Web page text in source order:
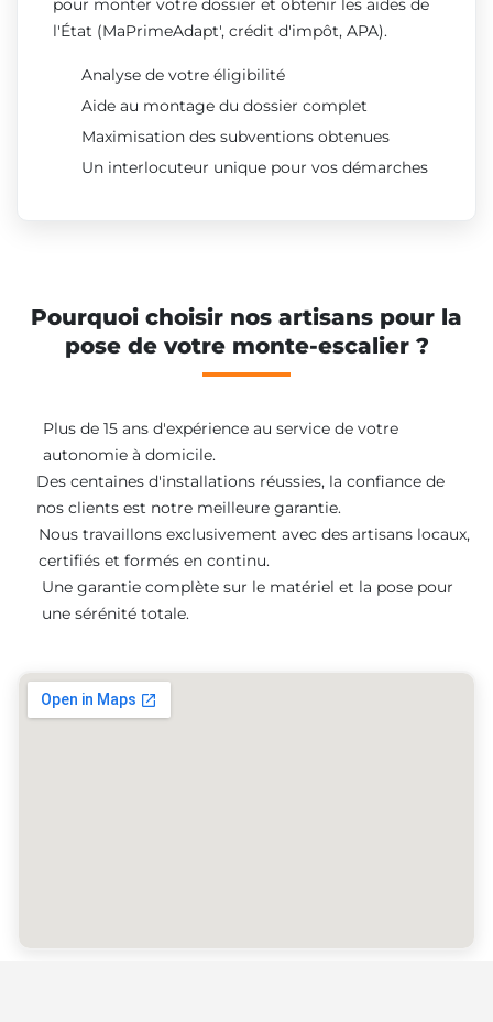
pour monter votre dossier et obtenir les aides de
l'État (MaPrimeAdapt', crédit d'impôt, APA).
Analyse de votre éligibilité
Aide au montage du dossier complet
Maximisation des subventions obtenues
Un interlocuteur unique pour vos démarches
Pourquoi choisir nos artisans pour la
pose de votre monte-escalier ?
Plus de 15 ans d'expérience au service de votre
autonomie à domicile.
Des centaines d'installations réussies, la confiance de
nos clients est notre meilleure garantie.
Nous travaillons exclusivement avec des artisans locaux,
certifiés et formés en continu.
Une garantie complète sur le matériel et la pose pour
une sérénité totale.